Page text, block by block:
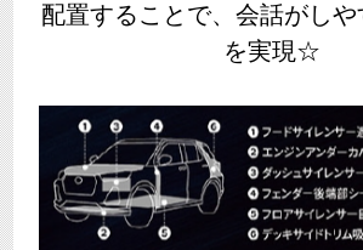
配置することで、会話がしや
を実現☆